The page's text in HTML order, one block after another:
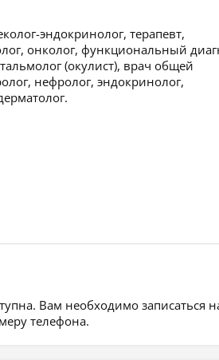
эндокринолог, терапевт,
онколог, функциональный
(окулист), врач общей
нефролог, эндокринолог,
Вам необходимо записаться
телефона.